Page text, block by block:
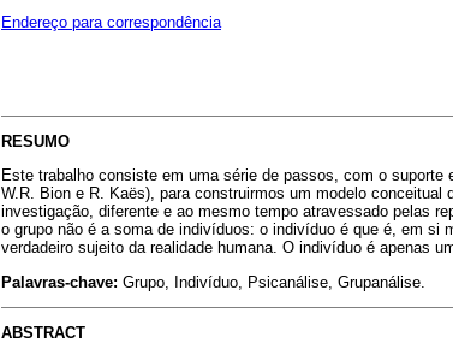
Endereço para correspondência
RESUMO
Este trabalho consiste em uma série de passos, com o
W.R. Bion e R. Kaës), para construirmos um modelo
investigação, diferente e ao mesmo tempo atravessado pelas
o grupo não é a soma de indivíduos: o indivíduo é que é, em si
verdadeiro sujeito da realidade humana. O indivíduo é apenas
Palavras-chave: Grupo, Indivíduo, Psicanálise, Grupanálise.
ABSTRACT